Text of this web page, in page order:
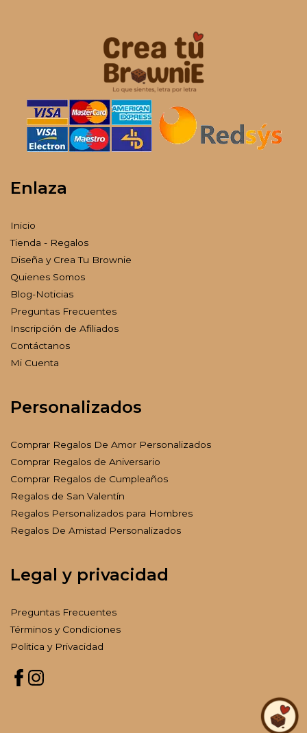
Enlaza
Inicio
Tienda - Regalos
Diseña y Crea Tu Brownie
Quienes Somos
Blog-Noticias
Preguntas Frecuentes
Inscripción de Afiliados
Contáctanos
Mi Cuenta
Personalizados
Comprar Regalos De Amor Personalizados
Comprar Regalos de Aniversario
Comprar Regalos de Cumpleaños
Regalos de San Valentín
Regalos Personalizados para Hombres
Regalos De Amistad Personalizados
Legal y privacidad
Preguntas Frecuentes
Términos y Condiciones
Politica y Privacidad